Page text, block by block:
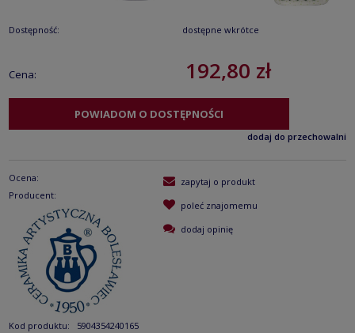
Dostępność: dostępne wkrótce
Cena: 192,80 zł
POWIADOM O DOSTĘPNOŚCI
dodaj do przechowalni
Ocena:
Producent:
Kod produktu: 5904354240165
zapytaj o produkt
poleć znajomemu
dodaj opinię